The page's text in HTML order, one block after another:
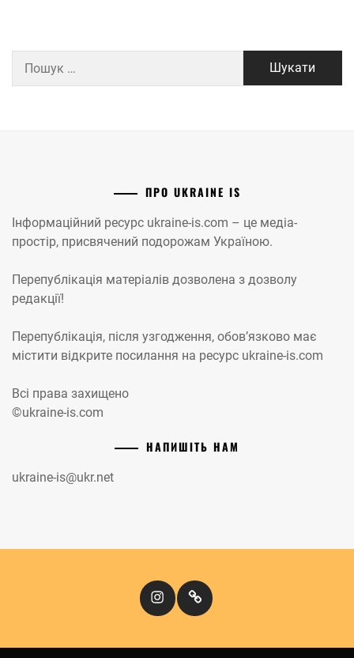
ПРО UKRAINE IS
Інформаційний ресурс ukraine-is.com – це медіа-
простір, присвячений подорожам Україною.
Перепублікація матеріалів дозволена з дозволу
редакції!
Перепублікація, після узгодження, обов’язково має
містити відкрите посилання на ресурс ukraine-is.com
Всі права захищено
©ukraine-is.com
НАПИШІТЬ НАМ
ukraine-is@ukr.net
InstagramКіномандри